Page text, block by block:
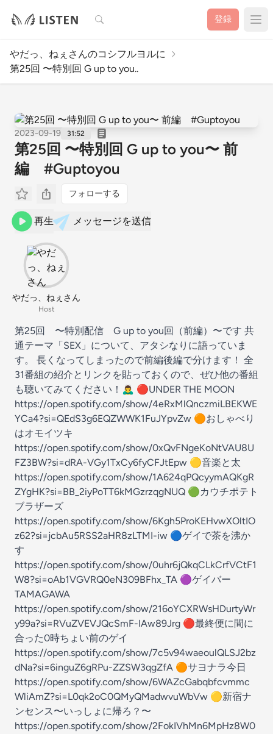
検索 登録
やだっ、ねぇさんのコシフルヨルに
第25回 〜特別回 G up to you..
2023-09-19 31:52
第25回 〜特別回 G up to you〜 前
編 #Guptoyou
フォローする
再生 メッセージを送信
やだっ、ねぇさん
Host
第25回 〜特別配信 G up to you回（前編）〜です 共
通テーマ「SEX」について、アタシなりに語っていま
す。 長くなってしまったので前編後編で分けます！ 全
31番組の紹介とリンクを貼っておくので、ぜひ他の番組
も聴いてみてください！🙇‍♂️ 🔴UNDER THE MOON
https://open.spotify.com/show/4eRxMlQnczmiLBEKWE
YCa4?si=QEdS3g6EQZWWK1FuJYpvZw 🟠おしゃべり
はオモイツキ
https://open.spotify.com/show/0xQvFNgeKoNtVAU8U
FZ3BW?si=dRA-VGy1TxCy6fyCFJtEpw 🟡音楽と太
https://open.spotify.com/show/1A624qPQcyymAQKgR
ZYgHK?si=BB_2iyPoTT6kMGzrzqgNUQ 🟢カウチポテト
ブラザーズ
https://open.spotify.com/show/6Kgh5ProKEHvwXOltIO
z62?si=jcbAu5RSS2aHR8zLTMI-iw 🔵ゲイで茶を沸か
す
https://open.spotify.com/show/0uhr6jQkqCLkCrfVCtF1
W8?si=oAb1VGVRQ0eN309BFhx_TA 🟣ゲイバー
TAMAGAWA
https://open.spotify.com/show/216oYCXRWsHDurtyWr
y99a?si=RVuZVEVJQcSmF-IAw89Jrg 🔴最終便に間に
合った0時ちょい前のゲイ
https://open.spotify.com/show/7c5v94waeoulQLSJ2bz
dNa?si=6inguZ6gRPu-ZZSW3qgZfA 🟠サヨナラ今日
https://open.spotify.com/show/6WAZcGabqbfcvmmc
WliAmZ?si=L0qk2oC0QMyQMadwvuWbVw 🟡新宿ナ
ンセンス〜いっしょに帰ろ？〜
https://open.spotify.com/show/2FokIVhMn6MpHz8W0